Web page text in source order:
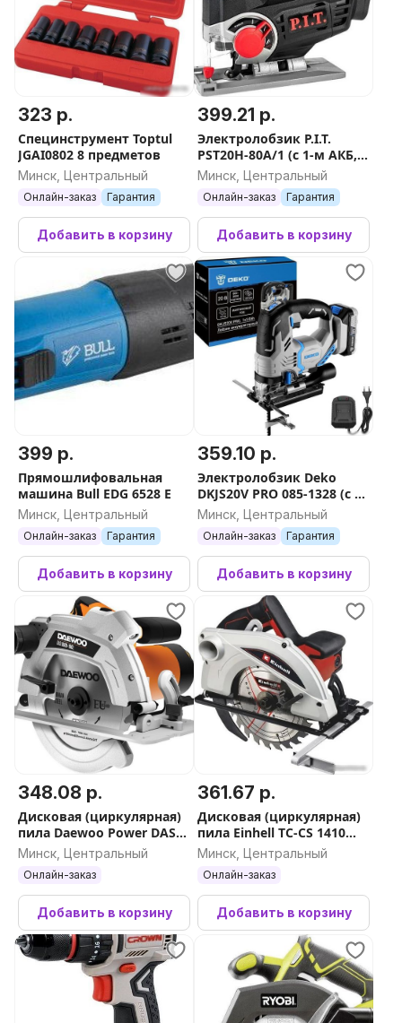
323 р.
Специнструмент Toptul
JGAI0802 8 предметов
Минск, Центральный
Онлайн-заказ Гарантия
Добавить в корзину
399.21 р.
Электролобзик P.I.T.
PST20H-80A/1 (с 1-м АКБ,
кейс)
Минск, Центральный
Онлайн-заказ Гарантия
Добавить в корзину
399 р.
Прямошлифовальная
машина Bull EDG 6528 E
Минск, Центральный
Онлайн-заказ Гарантия
Добавить в корзину
359.10 р.
Электролобзик Deko
DKJS20V PRO 085-1328 (с 1-
им АКБ)
Минск, Центральный
Онлайн-заказ Гарантия
Добавить в корзину
348.08 р.
Дисковая (циркулярная)
пила Daewoo Power DAS
1600-190L
Минск, Центральный
Онлайн-заказ
Добавить в корзину
361.67 р.
Дисковая (циркулярная)
пила Einhell TC-CS 1410
4331050
Минск, Центральный
Онлайн-заказ
Добавить в корзину